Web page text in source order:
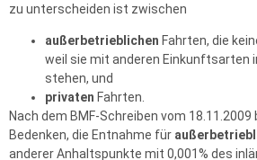
zu unterscheiden ist zwischen
außerbetrieblichen Fahrten, die
weil sie mit anderen Einkunftsarten
stehen, und
privaten Fahrten.
Nach dem BMF-Schreiben vom
Bedenken, die Entnahme für
anderer Anhaltspunkte mit 0,001% des